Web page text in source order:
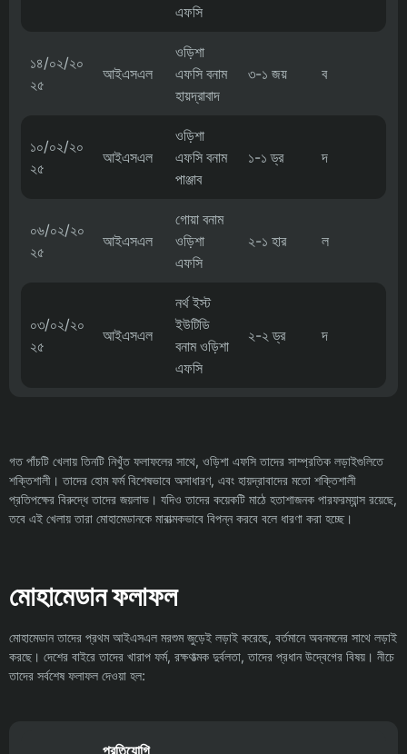
এফসি
১৪/০২/২০
২৫
আইএসএল
ওড়িশা
এফসি বনাম
হায়দ্রাবাদ
৩-১ জয় ব
১০/০২/২০
২৫
আইএসএল
ওড়িশা
এফসি বনাম
পাঞ্জাব
১-১ ড্র দ
০৬/০২/২০
২৫
আইএসএল
গোয়া বনাম
ওড়িশা
এফসি
২-১ হার ল
০৩/০২/২০
২৫
আইএসএল
নর্থ ইস্ট
ইউটিডি
বনাম ওড়িশা
এফসি
২-২ ড্র দ
গত পাঁচটি খেলায় তিনটি নিখুঁত ফলাফলের সাথে, ওড়িশা এফসি তাদের সাম্প্রতিক লড়াইগুলিতে
শক্তিশালী। তাদের হোম ফর্ম বিশেষভাবে অসাধারণ, এবং হায়দ্রাবাদের মতো শক্তিশালী
প্রতিপক্ষের বিরুদ্ধে তাদের জয়লাভ। যদিও তাদের কয়েকটি মাঠে হতাশাজনক পারফরম্যান্স রয়েছে,
তবে এই খেলায় তারা মোহামেডানকে মারাত্মকভাবে বিপন্ন করবে বলে ধারণা করা হচ্ছে।
মোহামেডান ফলাফল
মোহামেডান তাদের প্রথম আইএসএল মরশুম জুড়েই লড়াই করেছে, বর্তমানে অবনমনের সাথে লড়াই
করছে। দেশের বাইরে তাদের খারাপ ফর্ম, রক্ষণাত্মক দুর্বলতা, তাদের প্রধান উদ্বেগের বিষয়। নীচে
তাদের সর্বশেষ ফলাফল দেওয়া হল:
প্রতিযোগি